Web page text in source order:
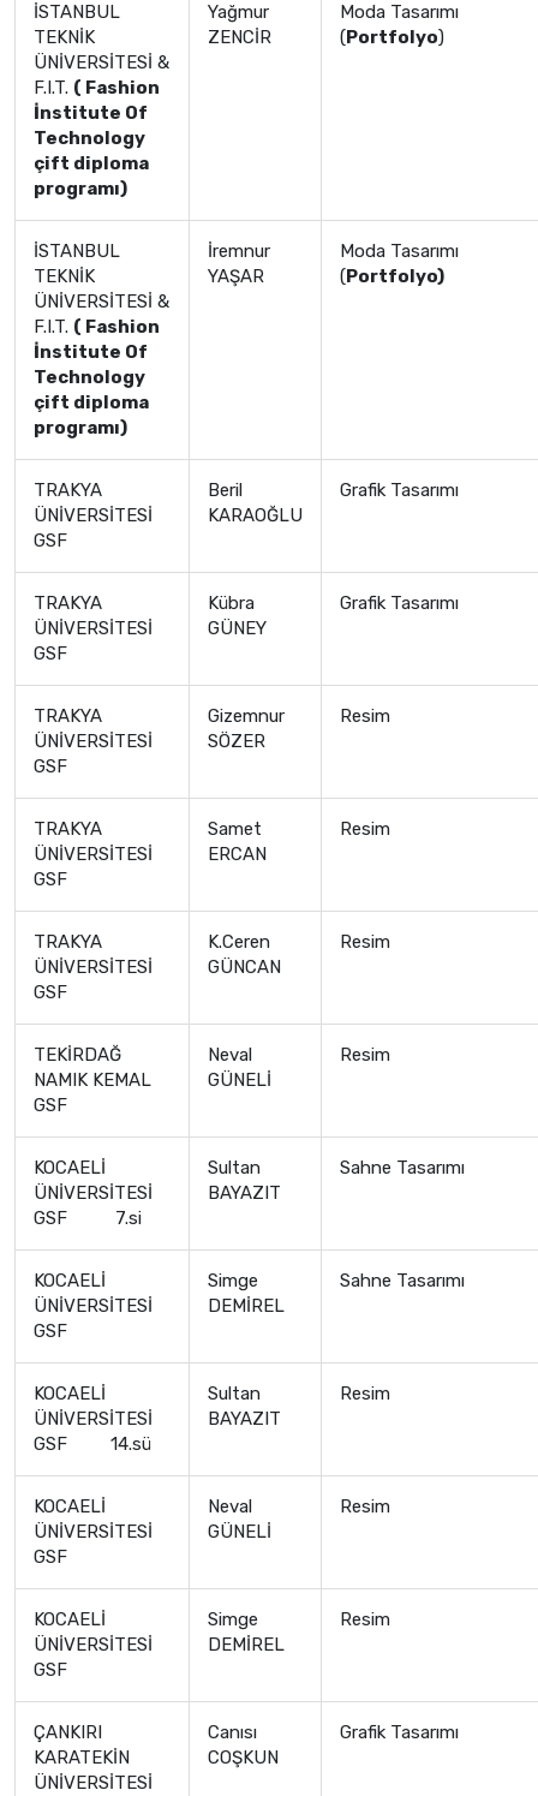
İSTANBUL
TEKNİK
ÜNİVERSİTESİ &
F.I.T. ( Fashion
İnstitute Of
Technology
çift diploma
programı)
Yağmur
ZENCİR
Moda Tasarımı
(Portfolyo)
İSTANBUL
TEKNİK
ÜNİVERSİTESİ &
F.I.T. ( Fashion
İnstitute Of
Technology
çift diploma
programı)
İremnur
YAŞAR
Moda Tasarımı
(Portfolyo)
TRAKYA
ÜNİVERSİTESİ
GSF
Beril
KARAOĞLU
Grafik Tasarımı
TRAKYA
ÜNİVERSİTESİ
GSF
Kübra
GÜNEY
Grafik Tasarımı
TRAKYA
ÜNİVERSİTESİ
GSF
Gizemnur
SÖZER
Resim
TRAKYA
ÜNİVERSİTESİ
GSF
Samet
ERCAN
Resim
TRAKYA
ÜNİVERSİTESİ
GSF
K.Ceren
GÜNCAN
Resim
TEKİRDAĞ
NAMIK KEMAL
GSF
Neval
GÜNELİ
Resim
KOCAELİ
ÜNİVERSİTESİ
GSF 7.si
Sultan
BAYAZIT
Sahne Tasarımı
KOCAELİ
ÜNİVERSİTESİ
GSF
Simge
DEMİREL
Sahne Tasarımı
KOCAELİ
ÜNİVERSİTESİ
GSF 14.sü
Sultan
BAYAZIT
Resim
KOCAELİ
ÜNİVERSİTESİ
GSF
Neval
GÜNELİ
Resim
KOCAELİ
ÜNİVERSİTESİ
GSF
Simge
DEMİREL
Resim
ÇANKIRI
KARATEKİN
ÜNİVERSİTESİ
Canısı
COŞKUN
Grafik Tasarımı